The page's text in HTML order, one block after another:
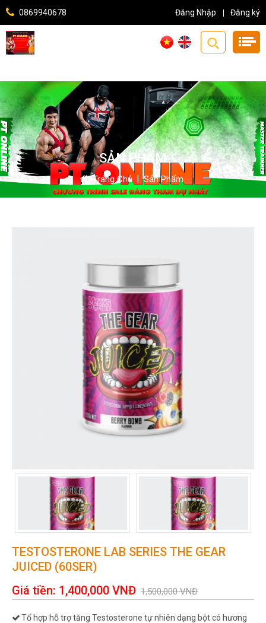
0869940678 Đăng Nhập Đăng ký
SẢN PHẨM
Trang Chủ | Sản Phẩm
TESTOSTERONE LAB SERIES THE GEAR
JUICED (60SER)
Giá tiền: 1,400,000 VNĐ 1,500,000VNĐ
Tổ hợp hỗ trợ tăng Testosterone tự nhiên dạng bột có hương